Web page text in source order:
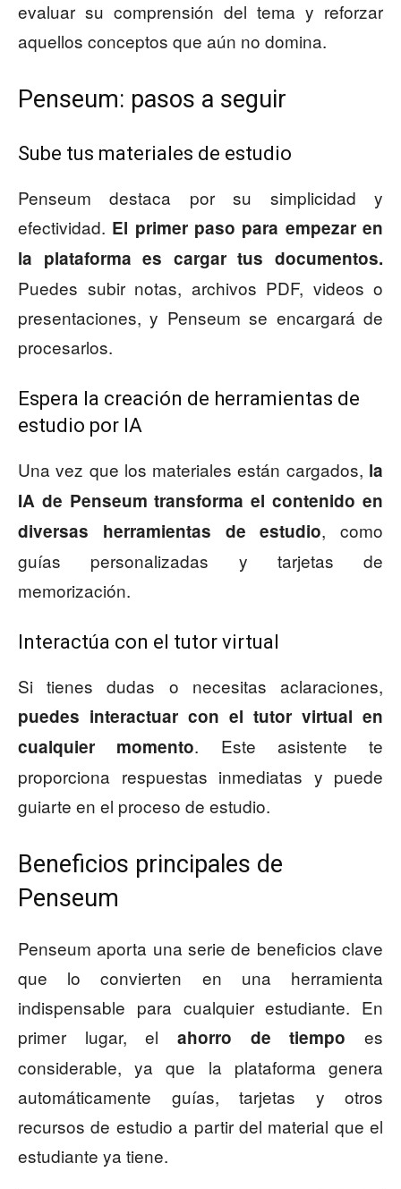
evaluar su comprensión del tema y reforzar
aquellos conceptos que aún no domina.
Penseum: pasos a seguir
Sube tus materiales de estudio
Penseum destaca por su simplicidad y
efectividad. El primer paso para empezar en
la plataforma es cargar tus documentos.
Puedes subir notas, archivos PDF, videos o
presentaciones, y Penseum se encargará de
procesarlos.
Espera la creación de herramientas de
estudio por IA
Una vez que los materiales están cargados, la
IA de Penseum transforma el contenido en
diversas herramientas de estudio, como
guías personalizadas y tarjetas de
memorización.
Interactúa con el tutor virtual
Si tienes dudas o necesitas aclaraciones,
puedes interactuar con el tutor virtual en
cualquier momento. Este asistente te
proporciona respuestas inmediatas y puede
guiarte en el proceso de estudio.
Beneficios principales de
Penseum
Penseum aporta una serie de beneficios clave
que lo convierten en una herramienta
indispensable para cualquier estudiante. En
primer lugar, el ahorro de tiempo es
considerable, ya que la plataforma genera
automáticamente guías, tarjetas y otros
recursos de estudio a partir del material que el
estudiante ya tiene.